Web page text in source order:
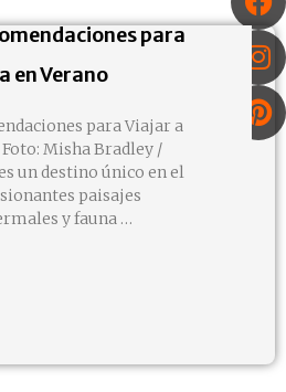
para
en Verano
para Viajar a
Misha Bradley /
un destino único en el
paisajes
y fauna …